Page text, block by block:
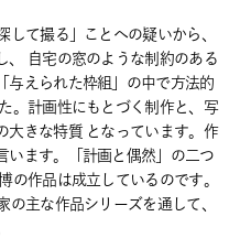
て撮る」ことへの疑いから、
、 自宅の窓のような制約のある
与えられた枠組」の中で方法的
。計画性にもとづく制作と、写
大きな特質 となっています。作
います。「計画と偶然」の二つ
の作品は成立しているのです。
主な作品シリーズを通して、